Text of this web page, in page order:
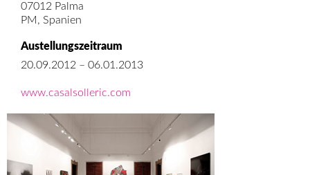
07012 Palma
PM, Spanien
Austellungszeitraum
20.09.2012 – 06.01.2013
www.casalsolleric.com